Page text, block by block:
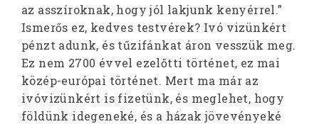
az asszíroknak, hogy jól lakjunk kenyérrel.”
Ismerős ez, kedves testvérek? Ivó vizünkért
pénzt adunk, és tűzifánkat áron vesszük meg.
Ez nem 2700 évvel ezelőtti történet, ez mai
közép-európai történet. Mert ma már az
ivóvizünkért is fizetünk, és meglehet, hogy
földünk idegeneké, és a házak jövevényeké